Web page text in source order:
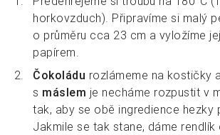
horkovzduch). Připravíme si malý
o průměru cca 23 cm a vyložíme
papírem.
Čokoládu rozlámeme na kostičky
s máslem je necháme rozpustit v
tak, aby se obě ingredience hezky
Jakmile se tak stane, dáme rendlík